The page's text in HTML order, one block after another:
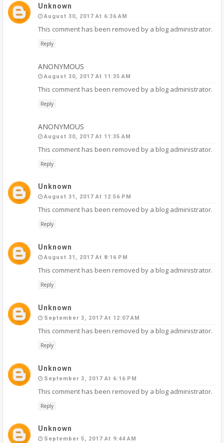
Unknown
August 30, 2017 At 6:36 AM
This comment has been removed by a blog administrator.
Reply
ANONYMOUS
August 30, 2017 At 11:35 AM
This comment has been removed by a blog administrator.
Reply
ANONYMOUS
August 30, 2017 At 11:35 AM
This comment has been removed by a blog administrator.
Reply
Unknown
August 31, 2017 At 12:56 PM
This comment has been removed by a blog administrator.
Reply
Unknown
August 31, 2017 At 8:16 PM
This comment has been removed by a blog administrator.
Reply
Unknown
September 3, 2017 At 12:07 AM
This comment has been removed by a blog administrator.
Reply
Unknown
September 3, 2017 At 6:16 PM
This comment has been removed by a blog administrator.
Reply
Unknown
September 5, 2017 At 9:44 AM